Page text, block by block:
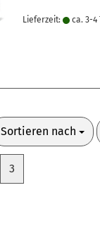
Lieferzeit: ca. 3-4
Sortieren nach
Sortieren nach
3